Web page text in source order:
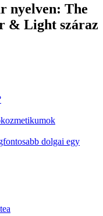
nyelven: The
& Light száraz
dolgai egy